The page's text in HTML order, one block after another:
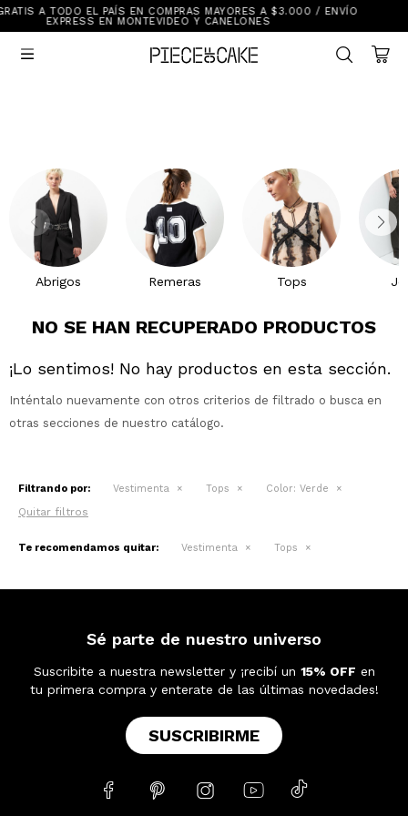
A $3.000 / ENVÍO
EL PLAZO DE CAMBIO ES DE

Abrigos Remeras Tops
NO SE HAN RECUPERADO PRODUCTOS
¡Lo sentimos! No hay productos en esta sección.
Inténtalo nuevamente con otros criterios de filtrado o busca en
otras secciones de nuestro catálogo.
Filtrando por: Vestimenta Tops Color: Verde
Quitar filtros
Te recomendamos quitar: Vestimenta Tops
Sé parte de nuestro universo
Suscribite a nuestra newsletter y ¡recibí un 15% OFF en
tu primera compra y enterate de las últimas novedades!
SUSCRIBIRME
    
Sale
New In
Mi cuenta
Ayuda
Ver Todo
Vestimenta